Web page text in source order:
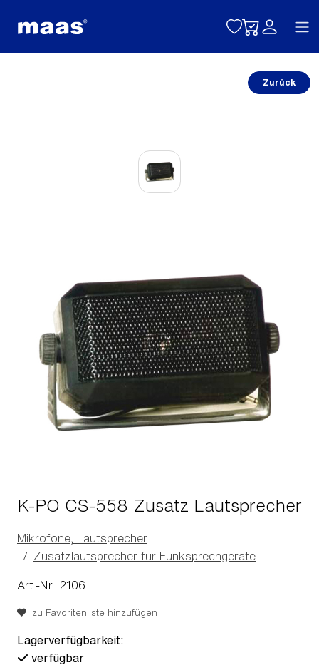
Toggle
Zurück
K-PO CS-558 Zusatz Lautsprecher
Mikrofone, Lautsprecher
Zusatzlautsprecher für Funksprechgeräte
Art.-Nr.: 2106
zu Favoritenliste hinzufügen
Lagerverfügbarkeit:
verfügbar